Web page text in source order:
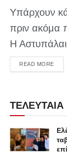
Υπάρχουν
πριν ακόμα
Η
READ MORE
ΤΕΛΕΥΤΑΙΑ